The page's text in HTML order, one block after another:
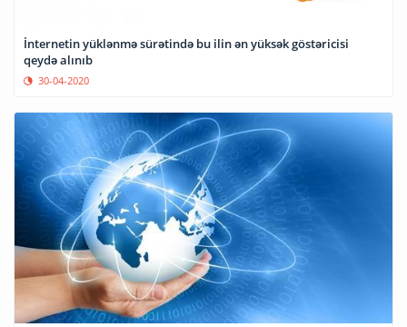
İnternetin yüklənmə sürətində bu ilin ən yüksək göstəricisi
qeydə alınıb
30-04-2020